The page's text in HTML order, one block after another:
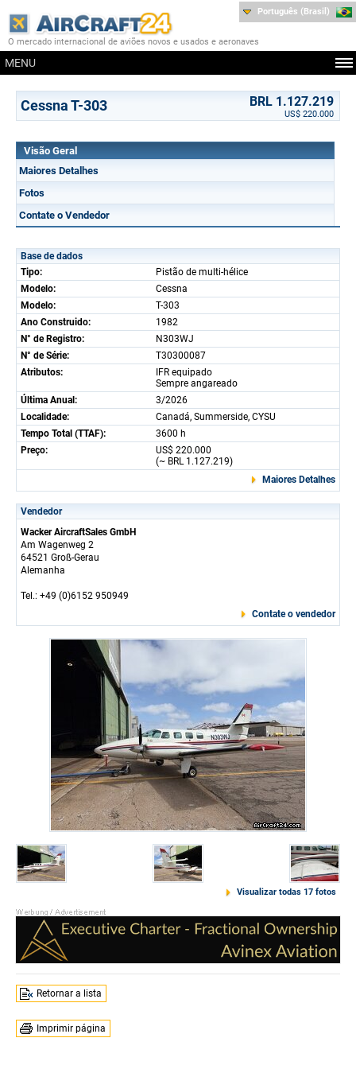
O mercado internacional de aviões novos e usados e aeronaves
MENU
Português (Brasil)
Cessna T-303 BRL 1.127.219
US$ 220.000
Visão Geral
Maiores Detalhes
Fotos
Contate o Vendedor
Base de dados
Tipo:
Pistão de multi-hélice
Modelo:
Cessna
Modelo:
T-303
Ano Construido:
1982
N° de Registro:
N303WJ
N° de Série:
T30300087
Atributos:
IFR equipado
Sempre angareado
Última Anual:
3/2026
Localidade:
Canadá, Summerside, CYSU
Tempo Total (TTAF):
3600 h
Preço:
US$ 220.000
(~ BRL 1.127.219)
Maiores Detalhes
Vendedor
Wacker AircraftSales GmbH
Am Wagenweg 2
64521 Groß-Gerau
Alemanha
Tel.: +49 (0)6152 950949
Contate o vendedor
Visualizar todas 17 fotos
Retornar a lista
Imprimir página